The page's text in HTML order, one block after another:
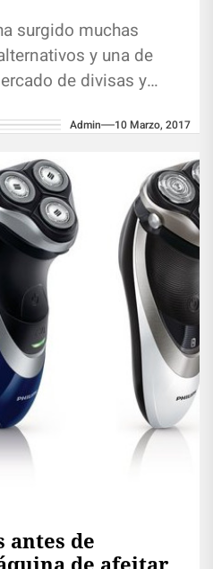
surgido muchas
y una de
de divisas y
Admin 10 Marzo, 2017
antes de
de afeitar